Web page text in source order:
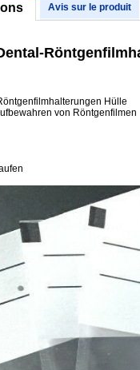
Avis sur le produit
Hülle
von Röntgenfilmen